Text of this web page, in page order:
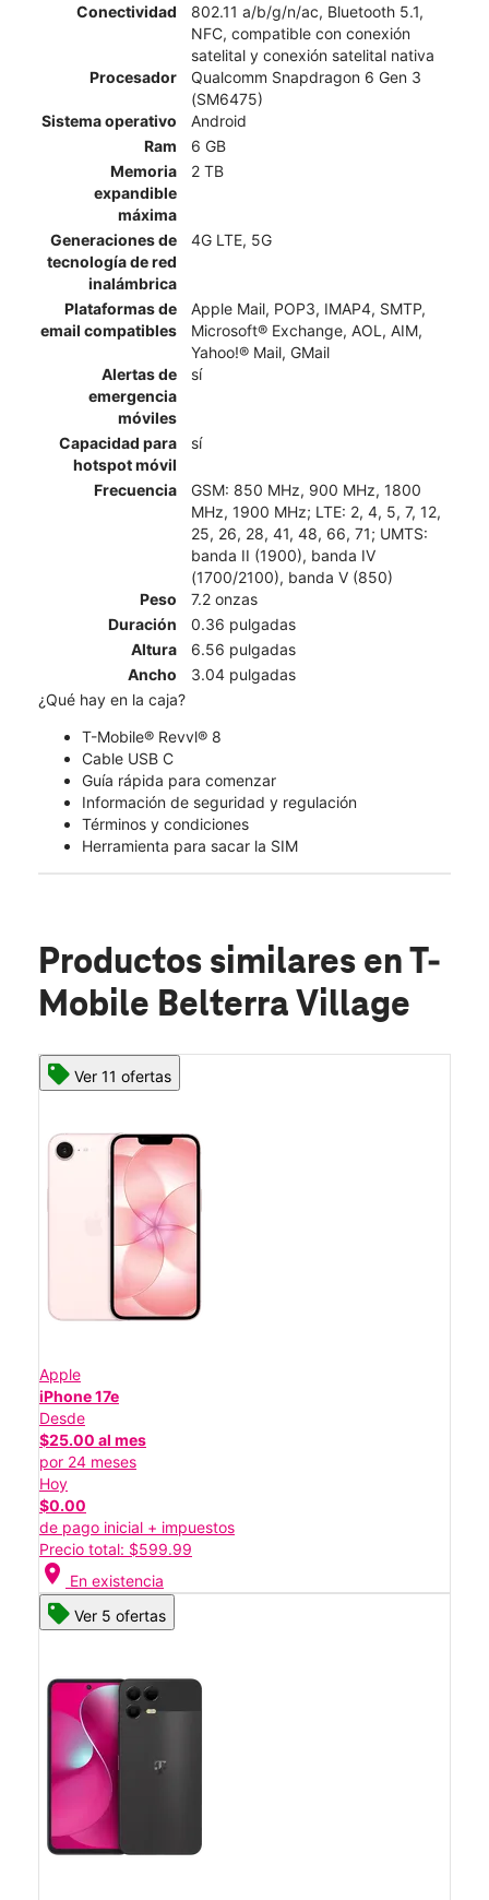
Conectividad
802.11 a/b/g/n/ac, Bluetooth 5.1,
NFC, compatible con conexión
satelital y conexión satelital nativa
Procesador
Qualcomm Snapdragon 6 Gen 3
(SM6475)
Sistema operativo
Android
Ram
6 GB
Memoria
expandible
máxima
2 TB
Generaciones de
tecnología de red
inalámbrica
4G LTE, 5G
Plataformas de
email compatibles
Apple Mail, POP3, IMAP4, SMTP,
Microsoft® Exchange, AOL, AIM,
Yahoo!® Mail, GMail
Alertas de
emergencia
móviles
sí
Capacidad para
hotspot móvil
sí
Frecuencia
GSM: 850 MHz, 900 MHz, 1800
MHz, 1900 MHz; LTE: 2, 4, 5, 7, 12,
25, 26, 28, 41, 48, 66, 71; UMTS:
banda II (1900), banda IV
(1700/2100), banda V (850)
Peso
7.2 onzas
Duración
0.36 pulgadas
Altura
6.56 pulgadas
Ancho
3.04 pulgadas
¿Qué hay en la caja?
T-Mobile® Revvl® 8
Cable USB C
Guía rápida para comenzar
Información de seguridad y regulación
Términos y condiciones
Herramienta para sacar la SIM
Productos similares en T-
Mobile Belterra Village
Ver 11 ofertas
Apple
iPhone 17e
Desde
$25.00 al mes
por 24 meses
Hoy
$0.00
de pago inicial + impuestos
Precio total: $599.99
location_on En existencia
Ver 5 ofertas